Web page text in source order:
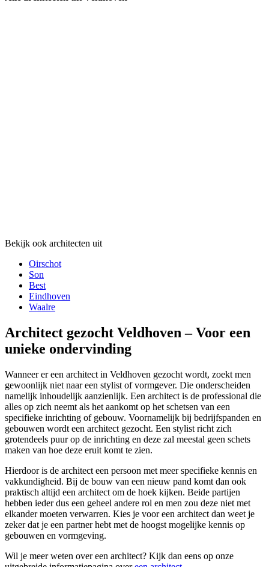
Bekijk ook architecten uit
Oirschot
Son
Best
Eindhoven
Waalre
Architect gezocht Veldhoven – Voor een
unieke ondervinding
Wanneer er een architect in Veldhoven gezocht wordt, zoekt men
gewoonlijk niet naar een stylist of vormgever. Die onderscheiden
namelijk inhoudelijk aanzienlijk. Een architect is de professional die
alles op zich neemt als het aankomt op het schetsen van een
specifieke inrichting of gebouw. Voornamelijk bij bedrijfspanden en
gebouwen wordt een architect gezocht. Een stylist richt zich
grotendeels puur op de inrichting en deze zal meestal geen schets
maken van hoe deze eruit komt te zien.
Hierdoor is de architect een persoon met meer specifieke kennis en
vakkundigheid. Bij de bouw van een nieuw pand komt dan ook
praktisch altijd een architect om de hoek kijken. Beide partijen
hebben ieder dus een geheel andere rol en men zou deze niet met
elkander moeten verwarren. Kies je voor een architect dan weet je
zeker dat je een partner hebt met de hoogst mogelijke kennis op
gebouwen en vormgeving.
Wil je meer weten over een architect? Kijk dan eens op onze